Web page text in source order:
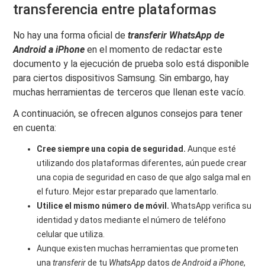
transferencia entre plataformas
No hay una forma oficial detransferir WhatsApp de
Android a iPhone en el momento de redactar este
documento y la ejecución de prueba solo está disponible
para ciertos dispositivos Samsung. Sin embargo, hay
muchas herramientas de terceros que llenan este vacío.
A continuación, se ofrecen algunos consejos para tener
en cuenta:
Cree siempre una copia de seguridad. Aunque esté
utilizando dos plataformas diferentes, aún puede crear
una copia de seguridad en caso de que algo salga mal en
el futuro. Mejor estar preparado que lamentarlo.
Utilice el mismo número de móvil. WhatsApp verifica su
identidad y datos mediante el número de teléfono
celular que utiliza.
Aunque existen muchas herramientas que prometen
unatransferirde tu WhatsApp datosde Android a iPhone,